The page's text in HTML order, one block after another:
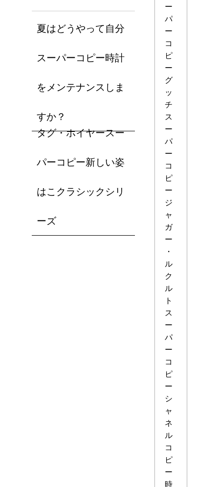
夏はどうやって自分
スーパーコピー時計
をメンテナンスしま
すか？
タグ・ホイヤースー
パーコピー新しい姿
はこクラシックシリ
ーズ
ー
パ
ー
コ
ピ
ー
グ
ッ
チ
ス
ー
パ
ー
コ
ピ
ー
ジ
ャ
ガ
ー
・
ル
ク
ル
ト
ス
ー
パ
ー
コ
ピ
ー
シ
ャ
ネ
ル
コ
ピ
ー
時